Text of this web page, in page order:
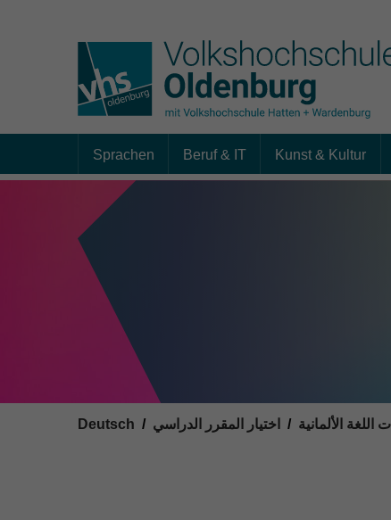
Skip to main content
Sprachen Beruf & IT Kunst & Kultur
Deutsch اختيار المقرر الدراسي اللغة الألمانية